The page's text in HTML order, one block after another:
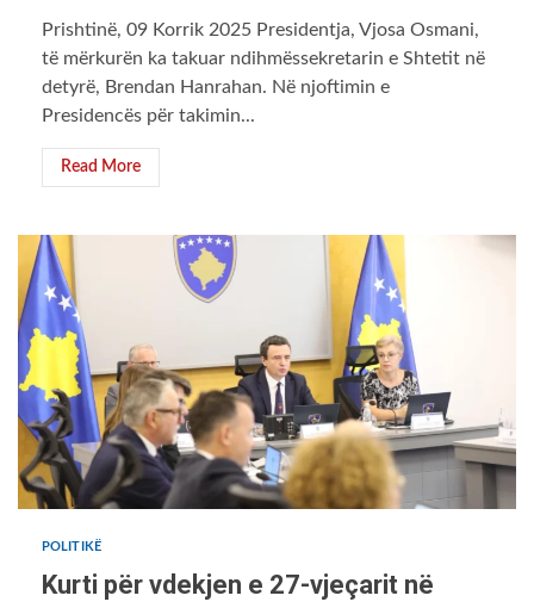
Prishtinë, 09 Korrik 2025 Presidentja, Vjosa Osmani,
të mërkurën ka takuar ndihmëssekretarin e Shtetit në
detyrë, Brendan Hanrahan. Në njoftimin e
Presidencës për takimin...
Read More
POLITIKË
Kurti për vdekjen e 27-vjeçarit në